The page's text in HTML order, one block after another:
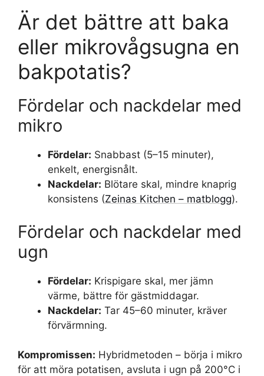
Är det bättre att baka
eller mikrovågsugna en
bakpotatis?
Fördelar och nackdelar med
mikro
Fördelar: Snabbast (5–15 minuter),
enkelt, energisnålt.
Nackdelar: Blötare skal, mindre knaprig
konsistens (Zeinas Kitchen – matblogg).
Fördelar och nackdelar med
ugn
Fördelar: Krispigare skal, mer jämn
värme, bättre för gästmiddagar.
Nackdelar: Tar 45–60 minuter, kräver
förvärmning.
Kompromissen: Hybridmetoden – börja i mikro
för att möra potatisen, avsluta i ugn på 200°C i